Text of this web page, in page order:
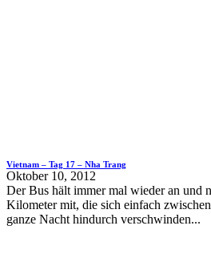
Vietnam – Tag 17 – Nha Trang
Oktober 10, 2012
Der Bus hält immer mal wieder an und
Kilometer mit, die sich einfach
ganze Nacht hindurch verschwinden...